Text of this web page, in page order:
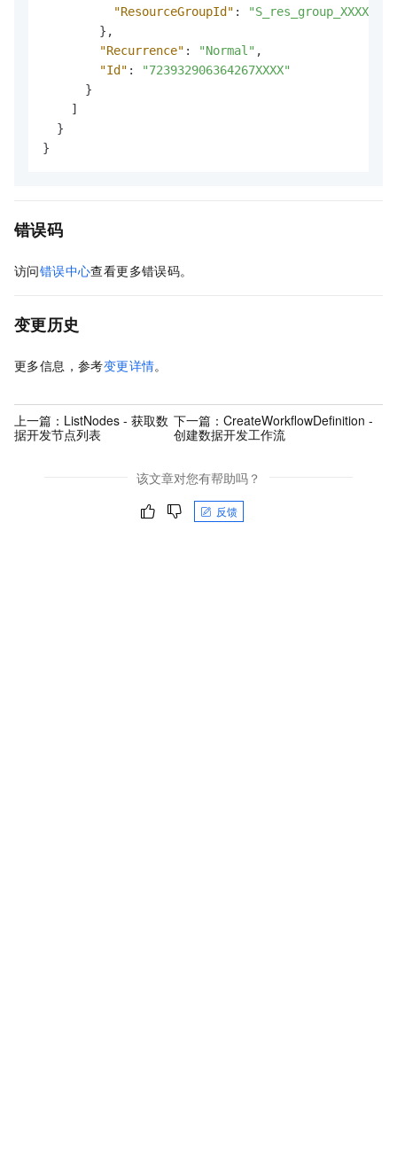
"ResourceGroupId" :
} ,
"Recurrence" : "Normal" ,
"Id" :
"723932906364267XXXX"
}
]
}
}
错误码
访问错误中心查看更多错误码。
变更历史
更多信息，参考变更详情。
上一篇： ListNodes - 获取数
据开发节点列表
下一篇：CreateWorkflowDefinition -
创建数据开发工作流
该文章对您有帮助吗？
反馈